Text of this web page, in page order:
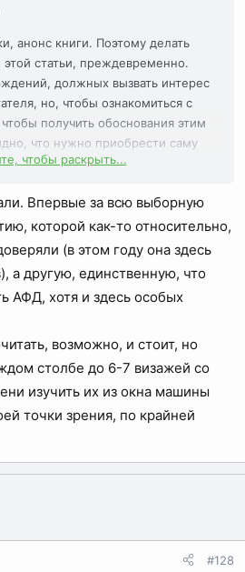
анонс книги. Поэтому делать
статьи, преждевременно.
должных вызвать интерес
но, чтобы ознакомиться с
получить обоснования этим
что нужно приобрести саму
чтобы раскрыть...
Впервые за всю выборную
которой как-то относительно,
(в этом году она здесь
а другую, единственную, что
АФД, хотя и здесь особых
возможно, и стоит, но
столбе до 6-7 визажей со
изучить их из окна машины
точки зрения, по крайней
#128